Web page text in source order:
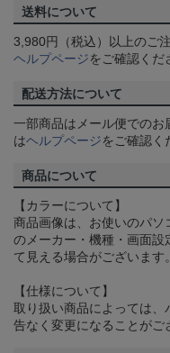
送料について
3,980円（税込）以上のご
ヘルプページをご確認くだ
配送方法について
一部商品はメール便でのお
はヘルプページをご確認く
商品について
【カラーについて】
商品画像は、お使いのパソ
のメーカー・機種・画面設
て見える場合がございます
【仕様について】
取り扱い商品によっては、
告なく変更になることがご